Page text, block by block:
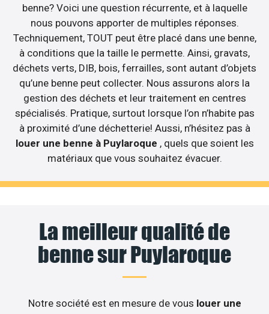
benne? Voici une question récurrente, et à laquelle
nous pouvons apporter de multiples réponses.
Techniquement, TOUT peut être placé dans une benne,
à conditions que la taille le permette. Ainsi, gravats,
déchets verts, DIB, bois, ferrailles, sont autant d’objets
qu’une benne peut collecter. Nous assurons alors la
gestion des déchets et leur traitement en centres
spécialisés. Pratique, surtout lorsque l’on n’habite pas
à proximité d’une déchetterie! Aussi, n’hésitez pas à
louer une benne à Puylaroque , quels que soient les
matériaux que vous souhaitez évacuer.
La meilleur qualité de
benne sur Puylaroque
Notre société est en mesure de vous louer une